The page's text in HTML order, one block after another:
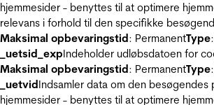
hjemmesider - benyttes til at optimere
relevans i forhold til den specifikke
Maksimal opbevaringstid: PermanentType
_uetsid_expIndeholder udløbsdatoen for
Maksimal opbevaringstid: PermanentType
_uetvidIndsamler data om den
hjemmesider - benyttes til at optimere